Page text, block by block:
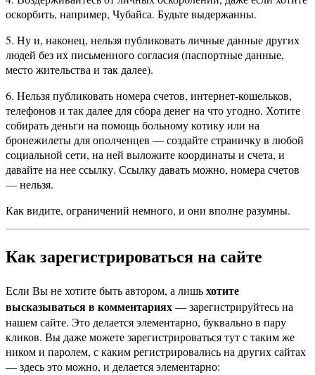
оскорбить, например, Чубайса. Будьте выдержанны.
5. Ну и, наконец, нельзя публиковать личные данные других
людей без их письменного согласия (паспортные данные,
место жительства и так далее).
6. Нельзя публиковать номера счетов, интернет-кошельков,
телефонов и так далее для сбора денег на что угодно. Хотите
собирать деньги на помощь больному котику или на
бронежилеты для ополченцев — создайте страничку в любой
социальной сети, на ней выложите координаты и счета, и
давайте на нее ссылку. Ссылку давать можно, номера счетов
— нельзя.
Как видите, ограничений немного, и они вполне разумны.
Как зарегистрироваться на сайте
Если Вы не хотите быть автором, а лишьхотите
высказываться в комментариях— зарегистрируйтесь на
нашем сайте. Это делается элементарно, буквально в пару
кликов. Вы даже можете зарегистрироваться тут с таким же
ником и паролем, с каким регистрировались на других сайтах
— здесь это можно, и делается элементарно: